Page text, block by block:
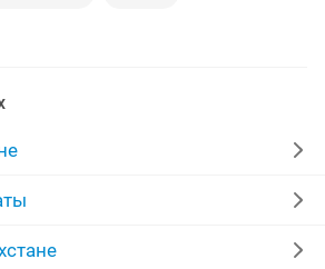
samsung